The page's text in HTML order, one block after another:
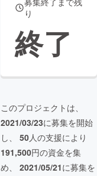
り
終了
このプロジェクトは、
2021/03/23に募集を開始
し、 50人の支援により
191,500円の資金を集
め、 2021/05/21に募集を